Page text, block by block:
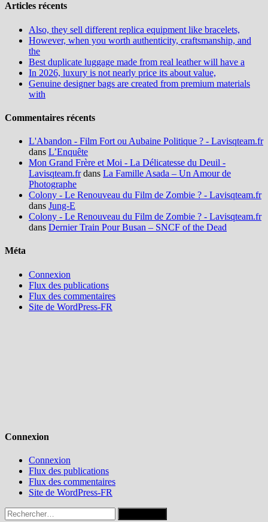
Articles récents
Also, they sell different replica equipment like bracelets,
However, when you worth authenticity, craftsmanship, and
the
Best duplicate luggage made from real leather will have a
In 2026, luxury is not nearly price its about value,
Genuine designer bags are created from premium materials
with
Commentaires récents
L'Abandon - Film Fort ou Aubaine Politique ? - Lavisqteam.fr
dans L’Enquête
Mon Grand Frère et Moi - La Délicatesse du Deuil -
Lavisqteam.frdans La Famille Asada – Un Amour de
Photographe
Colony - Le Renouveau du Film de Zombie ? - Lavisqteam.fr
dans Jung-E
Colony - Le Renouveau du Film de Zombie ? - Lavisqteam.fr
dans Dernier Train Pour Busan – SNCF of the Dead
Méta
Connexion
Flux des publications
Flux des commentaires
Site de WordPress-FR
Connexion
Connexion
Flux des publications
Flux des commentaires
Site de WordPress-FR
Rechercher :